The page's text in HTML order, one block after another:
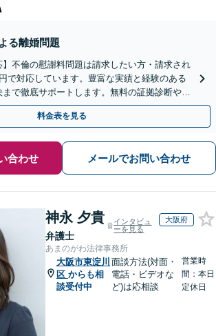
る離婚問題
】不倫の慰謝料問題は請求したい方・請求され
で対応しています。豊富な実績と経験のある
で徹底サポートします。無料の証拠診断や着
すので安心してご相談ください。
料金表を見る
合わせ メールでお問い合わせ
神永 夕貴
弁護士
インタビュ
ーを見る
大阪府
あまのがわ法律事務所
大阪市東淀川
区 からも相
談受付中
面談方法(対面・
電話・ビデオな
ど)は応相談
営業時
間：本日
定休日